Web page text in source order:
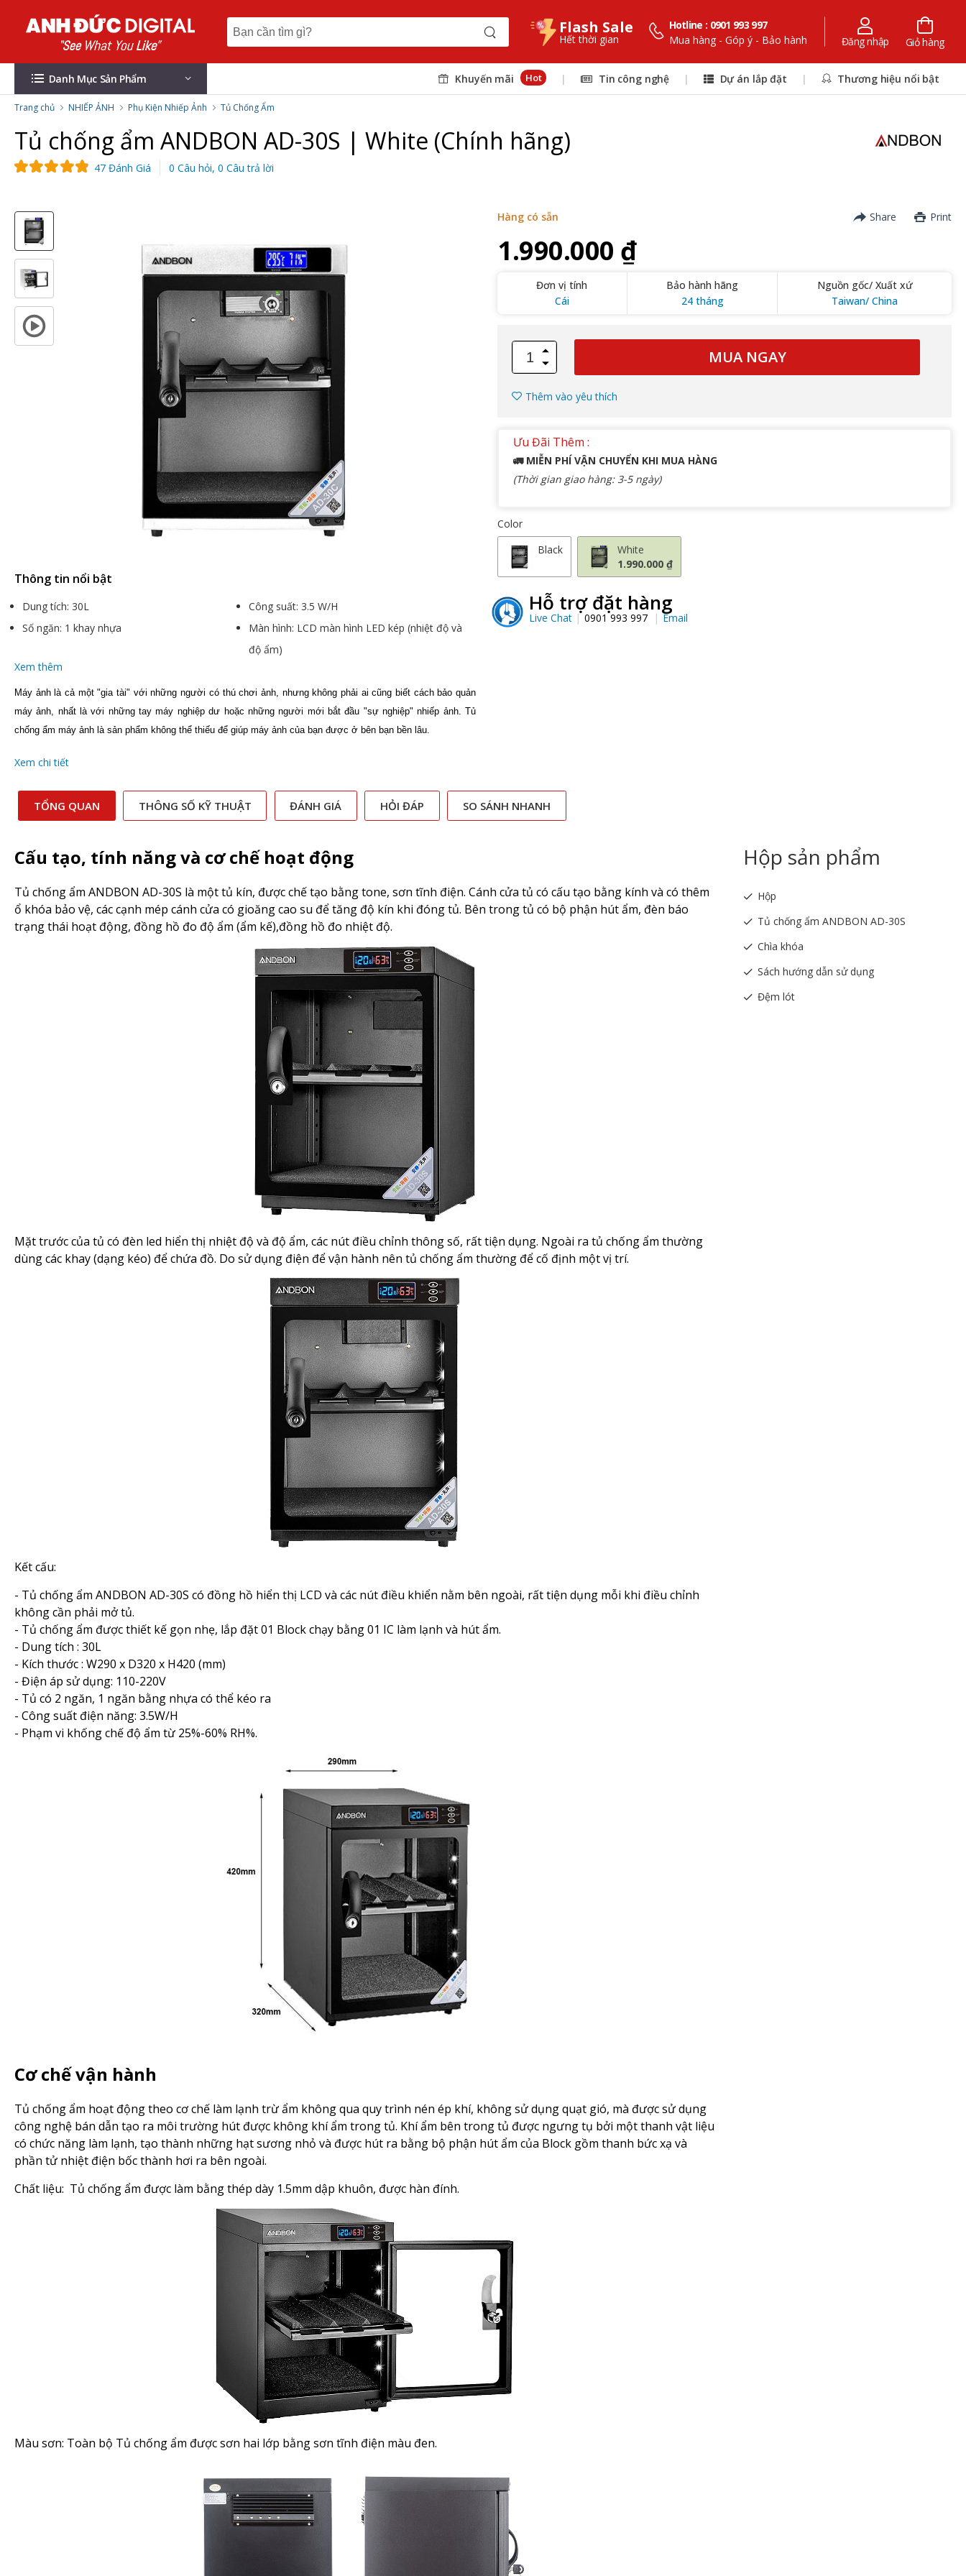
Flash Sale
Hết thời gian
Hotline : 0901 993 997
Mua hàng - Góp ý - Bảo hành
Đăng nhập Giỏ hàng
Danh Mục Sản Phẩm Khuyến mãi Hot | Tin công nghệ | Dự án lắp đặt | Thương hiệu nổi bật
Trang chủ NHIẾP ẢNH Phụ Kiện Nhiếp Ảnh Tủ Chống Ẩm
Tủ chống ẩm ANDBON AD-30S | White (Chính hãng)
47 Đánh Giá 0 Câu hỏi, 0 Câu trả lời
Thông tin nổi bật
Dung tích: 30L
Công suất: 3.5 W/H
Số ngăn: 1 khay nhựa
Màn hình: LCD màn hình LED kép (nhiệt độ và
độ ẩm)
Xem thêm
Máy ảnh là cả một "gia tài" với những người có thú chơi ảnh, nhưng không phải ai cũng biết cách bảo quản
máy ảnh, nhất là với những tay máy nghiệp dư hoặc những người mới bắt đầu "sự nghiệp" nhiếp ảnh. Tủ
chống ẩm máy ảnh là sản phẩm không thể thiếu để giúp máy ảnh của bạn được ở bên bạn bền lâu.
Xem chi tiết
Hàng có sẵn Share Print
1.990.000 ₫
Đơn vị tính
Cái
Bảo hành hãng
24 tháng
Nguồn gốc/ Xuất xứ
Taiwan/ China
MUA NGAY
Thêm vào yêu thích
Ưu Đãi Thêm :
🚛 MIỄN PHÍ VẬN CHUYỂN KHI MUA HÀNG
(Thời gian giao hàng: 3-5 ngày)
Color
Black
White
1.990.000 ₫
Hỗ trợ đặt hàng
Live Chat 0901 993 997 Email
TỔNG QUAN THÔNG SỐ KỸ THUẬT ĐÁNH GIÁ HỎI ĐÁP SO SÁNH NHANH
Cấu tạo, tính năng và cơ chế hoạt động
Tủ chống ẩm ANDBON AD-30S là một tủ kín, được chế tạo bằng tone, sơn tĩnh điện. Cánh cửa tủ có cấu tạo bằng kính và có thêm
ổ khóa bảo vệ, các cạnh mép cánh cửa có gioăng cao su để tăng độ kín khi đóng tủ. Bên trong tủ có bộ phận hút ẩm, đèn báo
trạng thái hoạt động, đồng hồ đo độ ẩm (ẩm kế),đồng hồ đo nhiệt độ.
Mặt trước của tủ có đèn led hiển thị nhiệt độ và độ ẩm, các nút điều chỉnh thông số, rất tiện dụng. Ngoài ra tủ chống ẩm thường
dùng các khay (dạng kéo) để chứa đồ. Do sử dụng điện để vận hành nên tủ chống ẩm thường để cố định một vị trí.
Kết cấu:
- Tủ chống ẩm ANDBON AD-30S có đồng hồ hiển thị LCD và các nút điều khiển nằm bên ngoài, rất tiện dụng mỗi khi điều chỉnh
không cần phải mở tủ.
- Tủ chống ẩm được thiết kế gọn nhẹ, lắp đặt 01 Block chạy bằng 01 IC làm lạnh và hút ẩm.
- Dung tích : 30L
- Kích thước : W290 x D320 x H420 (mm)
- Điện áp sử dụng: 110-220V
- Tủ có 2 ngăn, 1 ngăn bằng nhựa có thể kéo ra
- Công suất điện năng: 3.5W/H
- Phạm vi khống chế độ ẩm từ 25%-60% RH%.
Cơ chế vận hành
Tủ chống ẩm hoạt động theo cơ chế làm lạnh trừ ẩm không qua quy trình nén ép khí, không sử dụng quạt gió, mà được sử dụng
công nghệ bán dẫn tạo ra môi trường hút được không khí ẩm trong tủ. Khí ẩm bên trong tủ được ngưng tụ bởi một thanh vật liệu
có chức năng làm lạnh, tạo thành những hạt sương nhỏ và được hút ra bằng bộ phận hút ẩm của Block gồm thanh bức xạ và
phần tử nhiệt điện bốc thành hơi ra bên ngoài.
Chất liệu: Tủ chống ẩm được làm bằng thép dày 1.5mm dập khuôn, được hàn đính.
Màu sơn: Toàn bộ Tủ chống ẩm được sơn hai lớp bằng sơn tĩnh điện màu đen.
Hộp sản phẩm
Hộp
Tủ chống ẩm ANDBON AD-30S
Chìa khóa
Sách hướng dẫn sử dụng
Đệm lót